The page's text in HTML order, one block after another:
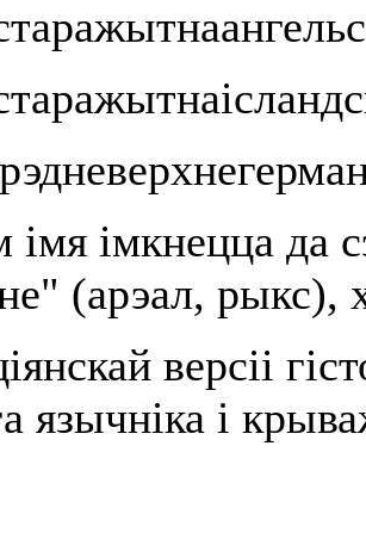
імкнецца да
(арэал, рыкс),
версіі
язычніка і